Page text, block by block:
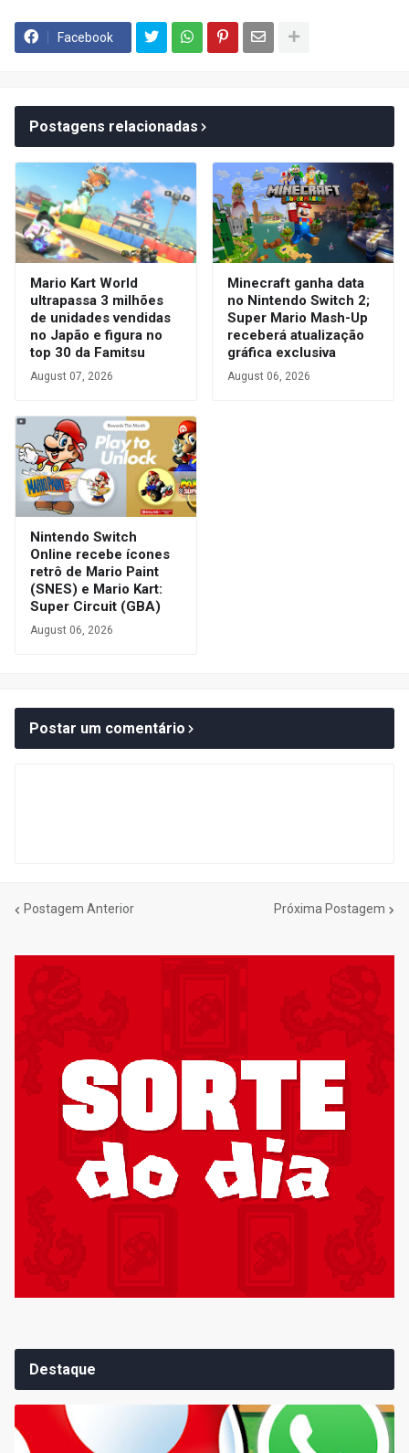
Facebook
Postagens relacionadas
Mario Kart World
ultrapassa 3 milhões
de unidades vendidas
no Japão e figura no
top 30 da Famitsu
August 07, 2026
Minecraft ganha data
no Nintendo Switch 2;
Super Mario Mash-Up
receberá atualização
gráfica exclusiva
August 06, 2026
Nintendo Switch
Online recebe ícones
retrô de Mario Paint
(SNES) e Mario Kart:
Super Circuit (GBA)
August 06, 2026
Postar um comentário
Postagem Anterior Próxima Postagem
Destaque